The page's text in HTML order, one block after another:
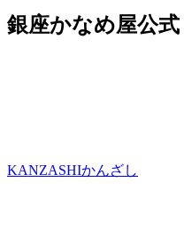
銀座かなめ屋公式
KANZASHIかんざし